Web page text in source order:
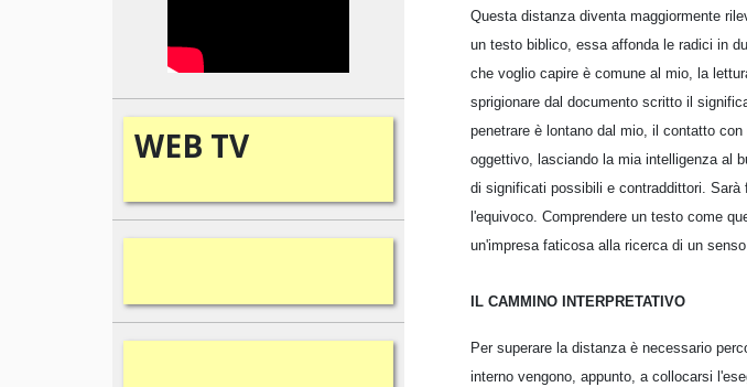
WEB TV
Questa distanza diventa maggiormente
un testo biblico, essa affonda le radici in
che voglio capire è comune al mio, la
sprigionare dal documento scritto il
penetrare è lontano dal mio, il contatto
oggettivo, lasciando la mia intelligenza al
di significati possibili e contraddittori.
l'equivoco. Comprendere un testo come
un'impresa faticosa alla ricerca di un
IL CAMMINO INTERPRETATIVO
Per superare la distanza è necessario
interno vengono, appunto, a collocarsi